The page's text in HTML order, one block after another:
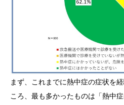
まず、これまでに熱中症の症状を
ころ、最も多かったものは「熱中